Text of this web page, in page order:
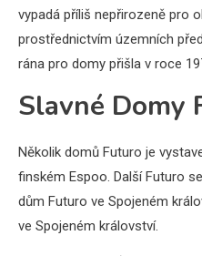
vypadá příliš nepřirozeně pro
prostřednictvím územních
rána pro domy přišla v roce
Slavné Domy
Několik domů Futuro je
finském Espoo. Další Futuro
dům Futuro ve Spojeném
ve Spojeném království.